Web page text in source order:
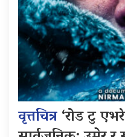
वृत्तचित्र‘रोड टु